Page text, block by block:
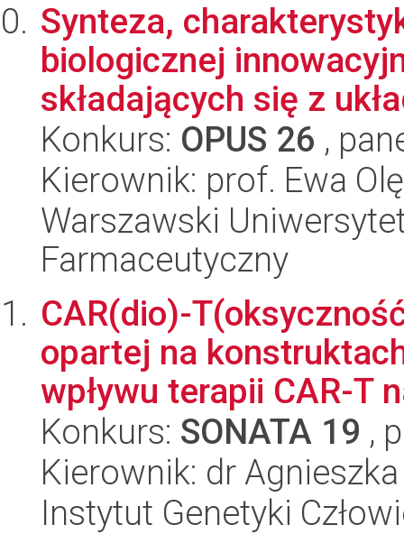
Synteza,
biologicznej
składających się z
Konkurs: OPUS 26 ,
Kierownik: prof. Ewa
Warszawski
Farmaceutyczny
CAR(dio)-
opartej na
wpływu terapii CAR-T
Konkurs: SONATA 19 ,
Kierownik: dr
Instytut Genetyki